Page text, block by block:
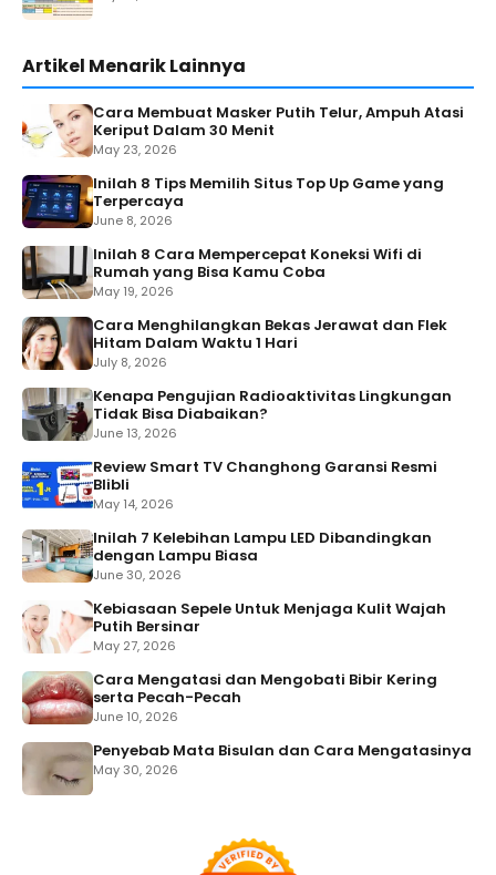
Artikel Menarik Lainnya
Cara Membuat Masker Putih Telur, Ampuh Atasi
Keriput Dalam 30 Menit
May 23, 2026
Inilah 8 Tips Memilih Situs Top Up Game yang
Terpercaya
June 8, 2026
Inilah 8 Cara Mempercepat Koneksi Wifi di
Rumah yang Bisa Kamu Coba
May 19, 2026
Cara Menghilangkan Bekas Jerawat dan Flek
Hitam Dalam Waktu 1 Hari
July 8, 2026
Kenapa Pengujian Radioaktivitas Lingkungan
Tidak Bisa Diabaikan?
June 13, 2026
Review Smart TV Changhong Garansi Resmi
Blibli
May 14, 2026
Inilah 7 Kelebihan Lampu LED Dibandingkan
dengan Lampu Biasa
June 30, 2026
Kebiasaan Sepele Untuk Menjaga Kulit Wajah
Putih Bersinar
May 27, 2026
Cara Mengatasi dan Mengobati Bibir Kering
serta Pecah-Pecah
June 10, 2026
Penyebab Mata Bisulan dan Cara Mengatasinya
May 30, 2026